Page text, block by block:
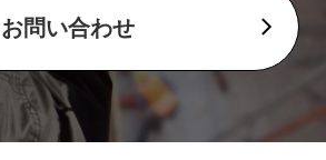
お問い合わせ